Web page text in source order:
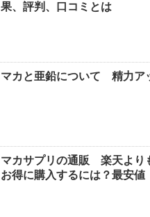
果、評判、口コミとは
マカと亜鉛について 精力ア
マカサプリの通販 楽天より
お得に購入するには？最安値